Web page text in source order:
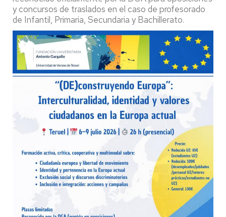
y concursos de traslados en el caso de profesorado
de Infantil, Primaria, Secundaria y Bachillerato.